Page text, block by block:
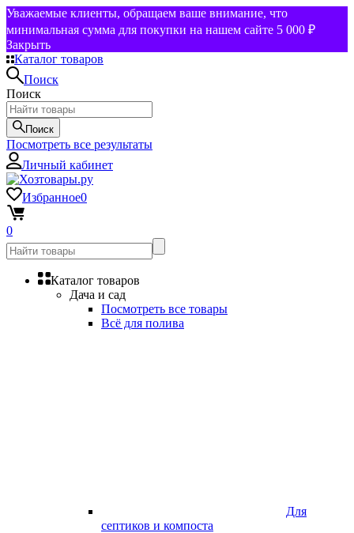
Уважаемые клиенты, обращаем ваше внимание, что
минимальная сумма для покупки на нашем сайте 5 000 ₽
Закрыть
Каталог товаров
Поиск
Поиск
Поиск
Посмотреть все результаты
Личный кабинет
Избранное0
0
Каталог товаров
Дача и сад
Посмотреть все товары
Всё для полива
Для
септиков и компоста